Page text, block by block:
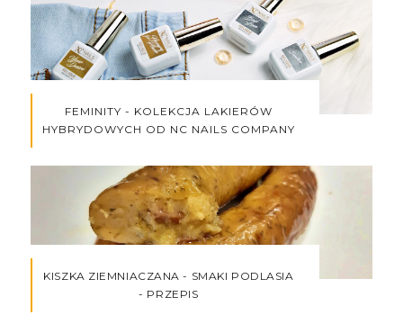
FEMINITY - KOLEKCJA LAKIERÓW
HYBRYDOWYCH OD NC NAILS COMPANY
KISZKA ZIEMNIACZANA - SMAKI PODLASIA
- PRZEPIS